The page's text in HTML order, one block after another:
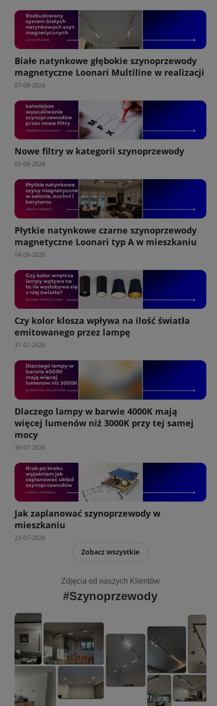
Białe natynkowe głębokie szynoprzewody
magnetyczne Loonari Multiline w realizacji
07-08-2026
Nowe filtry w kategorii szynoprzewody
05-08-2026
Płytkie natynkowe czarne szynoprzewody
magnetyczne Loonari typ A w mieszkaniu
04-08-2026
Czy kolor klosza wpływa na ilość światła
emitowanego przez lampę
31-07-2026
Dlaczego lampy w barwie 4000K mają
więcej lumenów niż 3000K przy tej samej
mocy
30-07-2026
Jak zaplanować szynoprzewody w
mieszkaniu
22-07-2026
Zobacz wszystkie
Zdjęcia od naszych Klientów
#Szynoprzewody